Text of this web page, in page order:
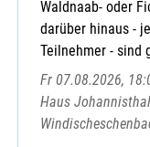
Waldnaab- oder
darüber hinaus -
Teilnehmer - sind
Fr 07.08.2026,
Haus